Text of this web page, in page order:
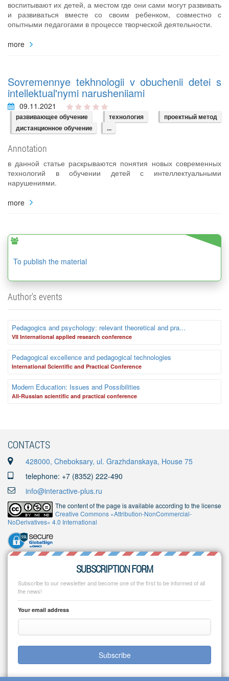
воспитывают их детей, а местом где они сами могут развивать
и развиваться вместе со своим ребенком, совместно с
опытными педагогами в процессе творческой деятельности.
more
Sovremennye tekhnologii v obuchenii detei s
intellektual'nymi narusheniiami
09.11.2021
развивающее обучение технология
проектный метод
дистанционное обучение
...
Annotation
в данной статье раскрываются понятия новых современных
технологий в обучении детей с интеллектуальными
нарушениями.
more
To publish the material
Author's events
Pedagogics and psychology: relevant theoretical and pra...
VII International applied research conference
Pedagogical excellence and pedagogical technologies
International Scientific and Practical Conference
Modern Education: Issues and Possibilities
Аll-Russian scientific and practical conference
CONTACTS
428000, Cheboksary, ul. Grazhdanskaya, House 75
telephone: +7 (8352) 222-490
info@interactive-plus.ru
The content of the page is available according to the license
Creative Commons «Attribution-NonCommercial-
NoDerivatives» 4.0 International
SUBSCRIPTION FORM
Subscribe to our newsletter and become one of the first to be informed of all
the news!
Your email address
Subscribe